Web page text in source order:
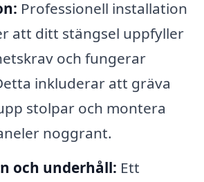
Professionell installation
att ditt stängsel uppfyller
och fungerar
inkluderar att gräva
stolpar och montera
noggrant.
och underhåll: Ett